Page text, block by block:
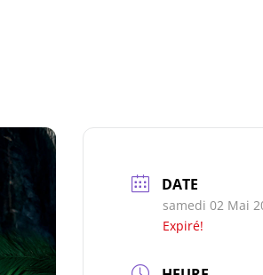
DATE
samedi 02 Mai
Expiré!